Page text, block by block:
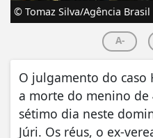
© Tomaz Silva/Agência Brasil
A-
O julgamento do caso
a morte do menino de
sétimo dia neste
Júri. Os réus, o ex-